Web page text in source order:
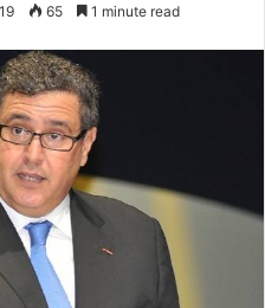
65 1 minute read